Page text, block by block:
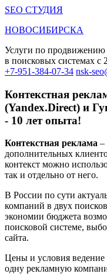
SEO СТУДИЯ
НОВОСИБИРСКА
Услуги по продвижению
в поисковых системах c
+7-951-384-07-34 nsk-
Контекстная
(Yandex.Direct) и
- 10 лет опыта!
Контекстная реклама –
дополнительных
контекст можно
так и отдельно от него.
В России по сути
компаний в двух
экономии бюджета
поисковой системе,
сайта.
Цены и условия
одну рекламную